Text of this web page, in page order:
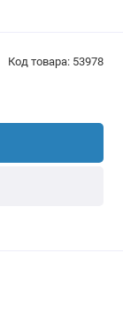
Код товара: 53978